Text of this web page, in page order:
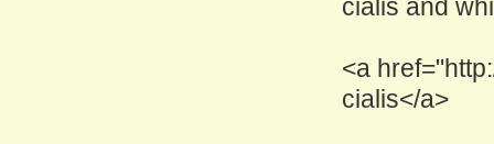
cialis and
<a
cialis</a>